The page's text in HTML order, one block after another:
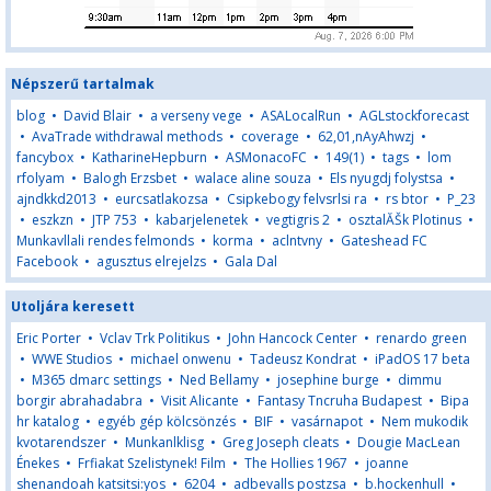
Népszerű tartalmak
blog • David Blair • a verseny vege • ASALocalRun • AGLstockforecast
• AvaTrade withdrawal methods • coverage • 62,01,nAyAhwzj •
fancybox • KatharineHepburn • ASMonacoFC • 149(1) • tags • lom
rfolyam • Balogh Erzsbet • walace aline souza • Els nyugdj folystsa •
ajndkkd2013 • eurcsatlakozsa • Csipkebogy felvsrlsi ra • rs btor • P_23
• eszkzn • JTP 753 • kabarjelenetek • vegtigris 2 • osztalĂŠk Plotinus •
Munkavllali rendes felmonds • korma • aclntvny • Gateshead FC
Facebook • agusztus elrejelzs • Gala Dal
Utoljára keresett
Eric Porter • Vclav Trk Politikus • John Hancock Center • renardo green
• WWE Studios • michael onwenu • Tadeusz Kondrat • iPadOS 17 beta
• M365 dmarc settings • Ned Bellamy • josephine burge • dimmu
borgir abrahadabra • Visit Alicante • Fantasy Tncruha Budapest • Bipa
hr katalog • egyéb gép kölcsönzés • BIF • vasárnapot • Nem mukodik
kvotarendszer • Munkanlklisg • Greg Joseph cleats • Dougie MacLean
Énekes • Frfiakat Szelistynek! Film • The Hollies 1967 • joanne
shenandoah katsitsi:yos • 6204• adbevalls postzsa • b.hockenhull •